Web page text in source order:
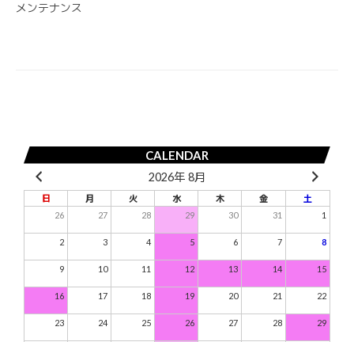
ン
メンテナンス
CALENDAR
2026年 8月
日 月 火 水 木 金
土
26
27 28 29 30 31 1
2 3 4 5 6 7 8
9 10 11 12 13 14 15
16 17 18 19 20 21 22
23 24 25 26 27 28 29